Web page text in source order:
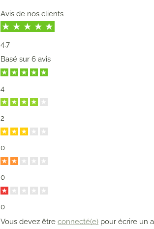
Avis de nos clients
4.7
Basé sur6 avis
4
2
0
0
0
Vous devez êtreconnecté(e) pour écrire un